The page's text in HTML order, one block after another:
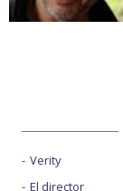
Verity
El director